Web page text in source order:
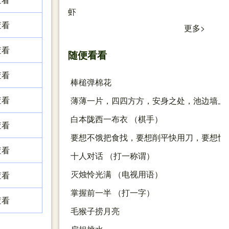
虾
更多>
随便看看
棒槌弹棉花
薄薄一片，四四方方，安身之处，池边墙
白本陇西一布衣 （棋手）
要想不饿把食找，要想削平快用刀，要想
十人对话 （打一称谓）
灭烛怜光满 （电视用语）
掌握前一半 （打一字）
毛猴子捞月亮